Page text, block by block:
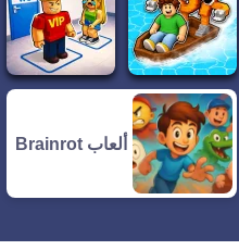
ألعاب Brainrot